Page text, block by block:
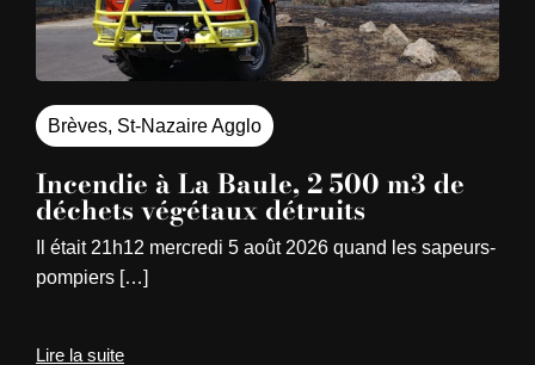
Brèves, St-Nazaire Agglo
Incendie à La Baule, 2 500 m3 de
déchets végétaux détruits
Il était 21h12 mercredi 5 août 2026 quand les sapeurs-
pompiers […]
Lire la suite